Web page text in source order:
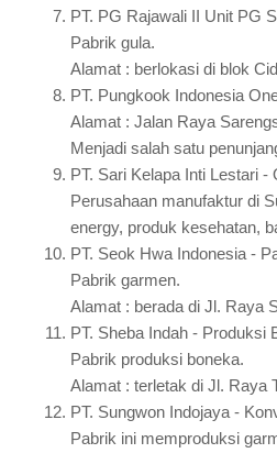
PT. PG Rajawali II Unit PG
Pabrik gula.
Alamat : berlokasi di blok
PT. Pungkook Indonesia
Alamat : Jalan Raya
Menjadi salah satu
PT. Sari Kelapa Inti Lestari -
Perusahaan manufaktur di
energy, produk kesehatan,
PT. Seok Hwa Indonesia -
Pabrik garmen.
Alamat : berada di Jl. Raya
PT. Sheba Indah - Produksi
Pabrik produksi boneka.
Alamat : terletak di Jl. Raya
PT. Sungwon Indojaya -
Pabrik ini memproduksi